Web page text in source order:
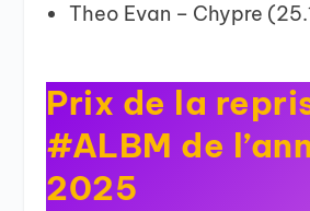
Theo Evan – Chypre
Prix de la
#ALBM de
2025